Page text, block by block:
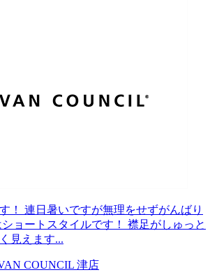
！ 連日暑いですが無理をせずがんばり
ョートスタイルです！ 襟足がしゅっと
見えます...
COUNCIL 津店